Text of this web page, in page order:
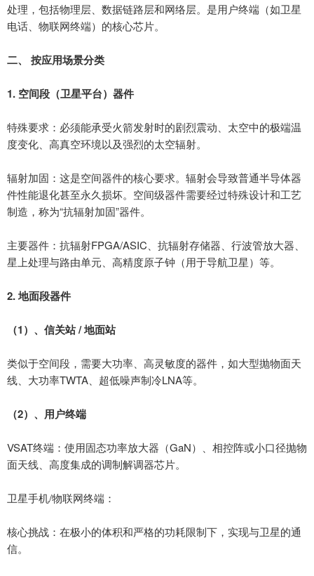
处理，包括物理层、数据链路层和网络层。是用户终端（如卫星
电话、物联网终端）的核心芯片。
二、 按应用场景分类
1. 空间段（卫星平台）器件
特殊要求：必须能承受火箭发射时的剧烈震动、太空中的极端温
度变化、高真空环境以及强烈的太空辐射。
辐射加固：这是空间器件的核心要求。辐射会导致普通半导体器
件性能退化甚至永久损坏。空间级器件需要经过特殊设计和工艺
制造，称为“抗辐射加固”器件。
主要器件：抗辐射FPGA/ASIC 、抗辐射存储器、行波管放大器、
星上处理与路由单元、高精度原子钟（用于导航卫星）等。
2.地面段器件
（1）、 信关站/地面站
类似于空间段，需要大功率、高灵敏度的器件，如大型抛物面天
线、大功率TWTA 、超低噪声制冷LNA等。
（2）、 用户终端
VSAT终端：使用固态功率放大器（GaN）、相控阵或小口径抛物
面天线、高度集成的调制解调器芯片。
卫星手机/物联网终端：
核心挑战：在极小的体积和严格的功耗限制下，实现与卫星的通
信。